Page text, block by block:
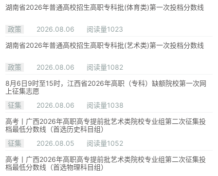
湖南省2026年普通高校招生高职专科批(体育类)第一次投档分数线
政策 2026.08.06
阅读量1023
湖南省2026年普通高校招生高职专科批(艺术类)第一次投档分数线
政策 2026.08.06
阅读量1082
8月6日9时至15时，江西省2026年高职（专科）缺额院校第一次网
上征集志愿
征集
2026.08.06
阅读量1038
高考丨广西2026年高职高专提前批艺术类院校专业组第二次征集投
档最低分数线（首选历史科目组）
征集
2026.08.05
阅读量1052
高考丨广西2026年高职高专提前批艺术类院校专业组第二次征集投
档最低分数线（首选物理科目组）